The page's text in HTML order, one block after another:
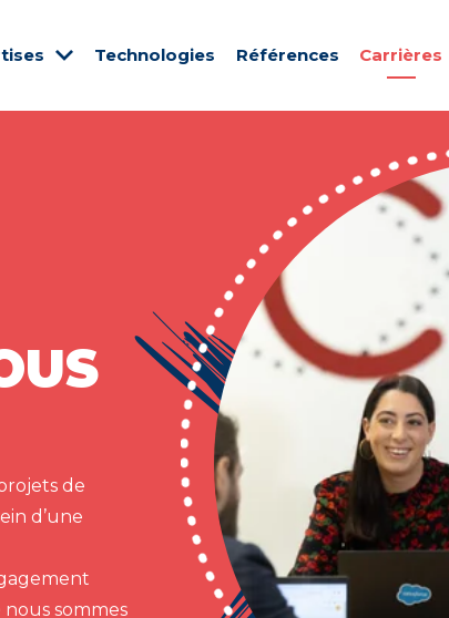
Technologies Références Carrières
de
d’une
sommes